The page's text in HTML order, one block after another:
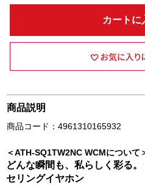
カートに
商品説明
商品コード：4961310165932
＜ATH-SQ1TW2NC WCMについて
どんな瞬間も、私らしく彩る
セリングイヤホン